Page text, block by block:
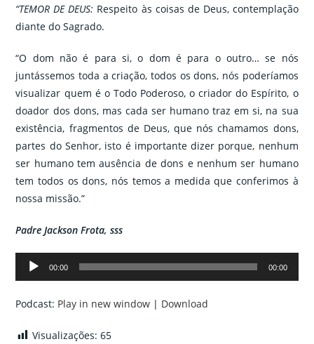
“TEMOR DE DEUS: Respeito às coisas de Deus, contemplação
diante do Sagrado.
“O dom não é para si, o dom é para o outro… se nós
juntássemos toda a criação, todos os dons, nós poderíamos
visualizar quem é o Todo Poderoso, o criador do Espírito, o
doador dos dons, mas cada ser humano traz em si, na sua
existência, fragmentos de Deus, que nós chamamos dons,
partes do Senhor, isto é importante dizer porque, nenhum
ser humano tem ausência de dons e nenhum ser humano
tem todos os dons, nós temos a medida que conferimos à
nossa missão.”
Padre Jackson Frota, sss
Tocador
de
00:00 00:00
Podcast: Play in new window | Download
Visualizações:65